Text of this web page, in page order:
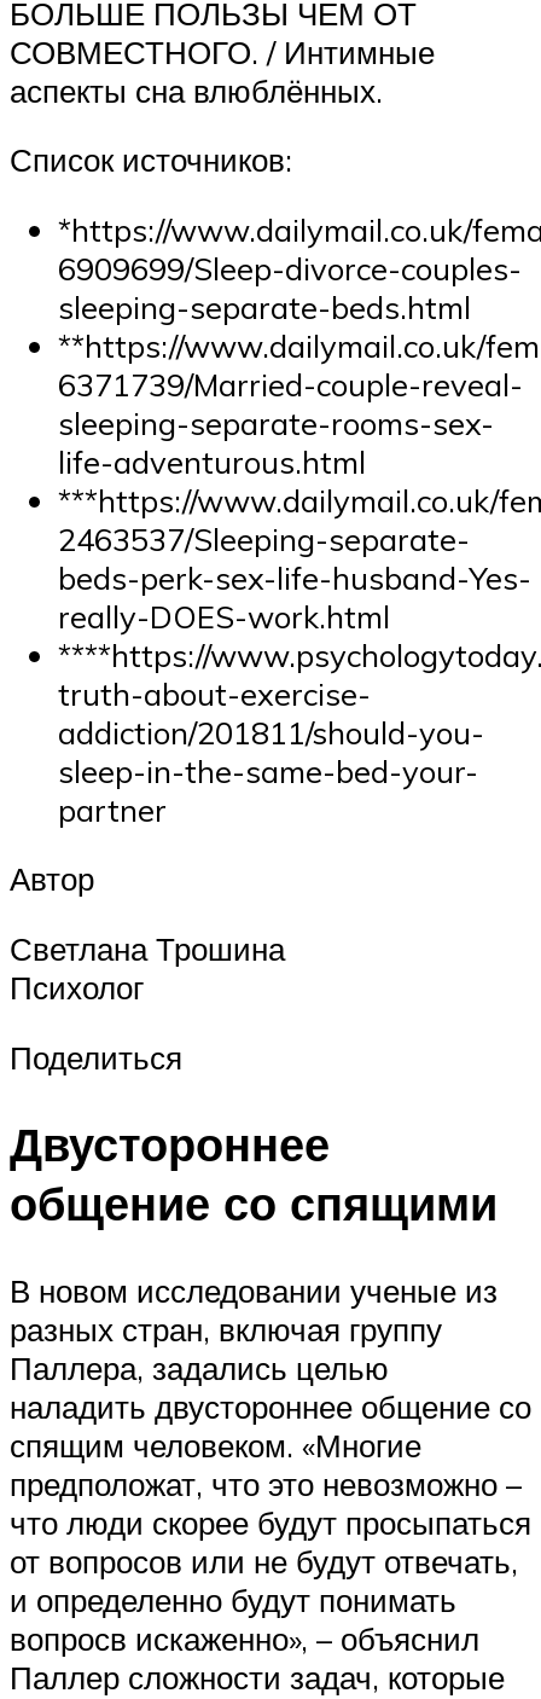
БОЛЬШЕ ПОЛЬЗЫ ЧЕМ ОТ
СОВМЕСТНОГО. / Интимные
аспекты сна влюблённых.
Список источников:
*https://www.dailymail.co.uk/
6909699/Sleep-divorce-couples-
sleeping-separate-beds.html
**https://www.dailymail.co.uk/
6371739/Married-couple-reveal-
sleeping-separate-rooms-sex-
life-adventurous.html
***https://www.dailymail.co.uk/
2463537/Sleeping-separate-
beds-perk-sex-life-husband-Yes-
really-DOES-work.html
****https://
truth-about-exercise-
addiction/201811/should-you-
sleep-in-the-same-bed-your-
partner
Автор
Светлана Трошина
Психолог
Поделиться
Двустороннее
общение со спящими
В новом исследовании ученые из
разных стран, включая группу
Паллера, задались целью
наладить двустороннее общение со
спящим человеком. «Многие
предположат, что это невозможно –
что люди скорее будут просыпаться
от вопросов или не будут отвечать,
и определенно будут понимать
вопросв искаженно», – объяснил
Паллер сложности задач, которые